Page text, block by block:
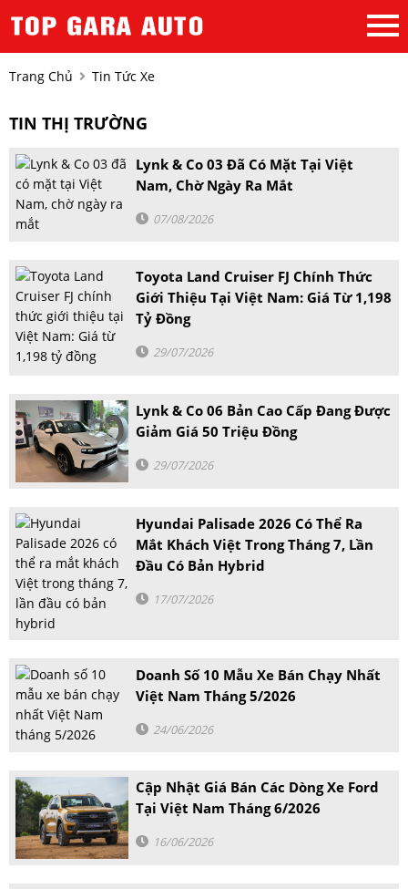
Trang Chủ Tin Tức Xe
TIN THỊ TRƯỜNG
Lynk & Co 03 Đã Có Mặt Tại Việt
Nam, Chờ Ngày Ra Mắt
07/08/2026
Toyota Land Cruiser FJ Chính Thức
Giới Thiệu Tại Việt Nam: Giá Từ 1,198
Tỷ Đồng
29/07/2026
Lynk & Co 06 Bản Cao Cấp Đang Được
Giảm Giá 50 Triệu Đồng
29/07/2026
Hyundai Palisade 2026 Có Thể Ra
Mắt Khách Việt Trong Tháng 7, Lần
Đầu Có Bản Hybrid
17/07/2026
Doanh Số 10 Mẫu Xe Bán Chạy Nhất
Việt Nam Tháng 5/2026
24/06/2026
Cập Nhật Giá Bán Các Dòng Xe Ford
Tại Việt Nam Tháng 6/2026
16/06/2026